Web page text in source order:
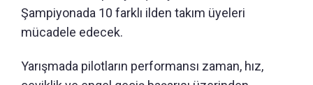
Şampiyonada 10 farklı ilden takım üyeleri
mücadele edecek.
Yarışmada pilotların performansı zaman, hız,